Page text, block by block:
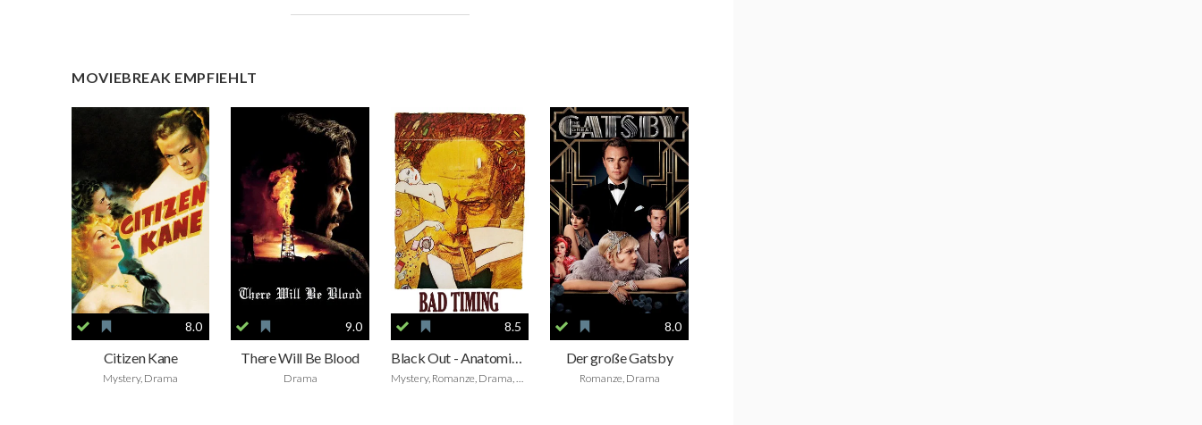
MOVIEBREAK EMPFIEHLT
8.0
Citizen Kane
Mystery, Drama
9.0
There Will Be Blood
Drama
8.5
Black Out - Anatomie einer Leidenschaft
Mystery, Romanze, Drama, Thriller, Foreign
8.0
Der große Gatsby
Romanze, Drama